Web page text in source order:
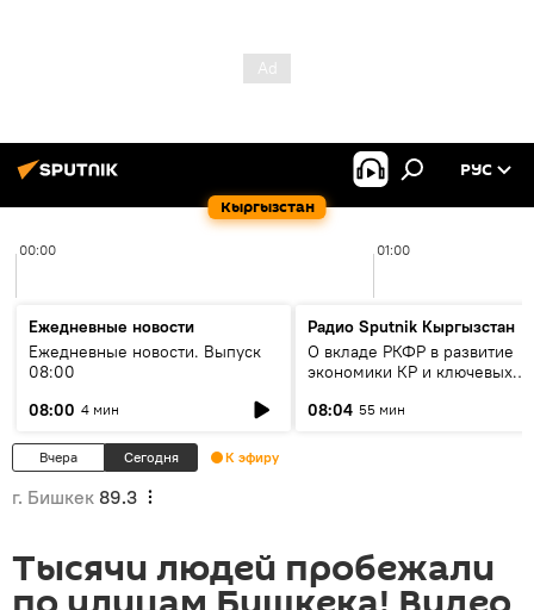
Кыргызстан
РУС
00:00 01:00
Ежедневные новости
Ежедневные новости. Выпуск
08:00
08:00 4 мин
Радио Sputnik Кыргызстан
О вкладе РКФР в развитие
экономики КР и ключевых
08:04 55 мин
Вчера Сегодня К эфиру
г. Бишкек 89.3
Тысячи людей пробежали